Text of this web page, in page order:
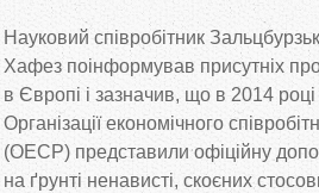
Науковий співробітник
Хафез поінформував присутніх
в Європі і зазначив, що в 2014 році
Організації економічного
(ОЕСР) представили офіційну
на ґрунті ненависті, скоєних